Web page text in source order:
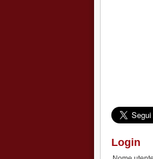
Login